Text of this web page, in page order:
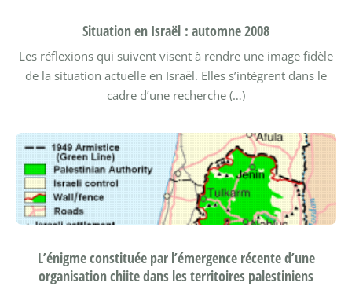
Situation en Israël : automne 2008
Les réflexions qui suivent visent à rendre une image fidèle
de la situation actuelle en Israël. Elles s’intègrent dans le
cadre d’une recherche (…)
L’énigme constituée par l’émergence récente d’une
organisation chiite dans les territoires palestiniens